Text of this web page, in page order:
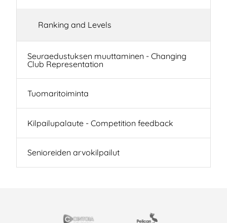
Ranking and Levels
Seuraedustuksen muuttaminen - Changing
Club Representation
Tuomaritoiminta
Kilpailupalaute - Competition feedback
Senioreiden arvokilpailut